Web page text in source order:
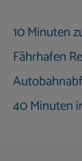
, LED-TV,
Kochfeld &
10 Minuten
Fährhafen
40 Minuten